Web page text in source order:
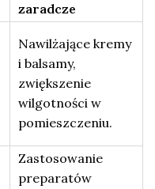
zaradcze
Nawilżające kremy
i balsamy,
zwiększenie
wilgotności w
pomieszczeniu.
Zastosowanie
preparatów